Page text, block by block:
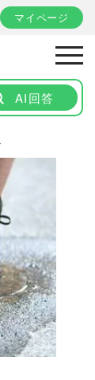
マイページ
AI回答